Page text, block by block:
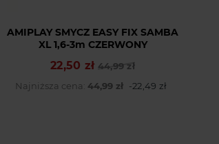
AMIPLAY SMYCZ EASY FIX SAMBA
XL 1,6-3m CZERWONY
Cena podstawowa
44,99 zł
Cena
22,50 zł
Najniższa cena: 44,99 zł -22,49 zł